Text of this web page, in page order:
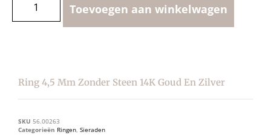
Toevoegen aan winkelwagen
Ring 4,5 Mm Zonder Steen 14K Goud En Zilver
SKU 56.00263
Categorieën Ringen, Sieraden